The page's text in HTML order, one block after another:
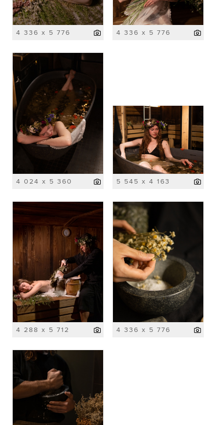
4 336 x 5 776 4 336 x 5 776
4 024 x 5 360 5 545 x 4 163
4 288 x 5 712 4 336 x 5 776